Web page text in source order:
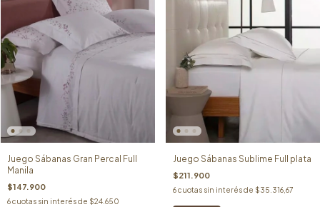
Juego Sábanas Gran Percal Full
Manila
$147.900
6cuotas sin interés de $24.650
Juego Sábanas Sublime Full plata
$211.900
6 cuotas sin interés de $35.316,67